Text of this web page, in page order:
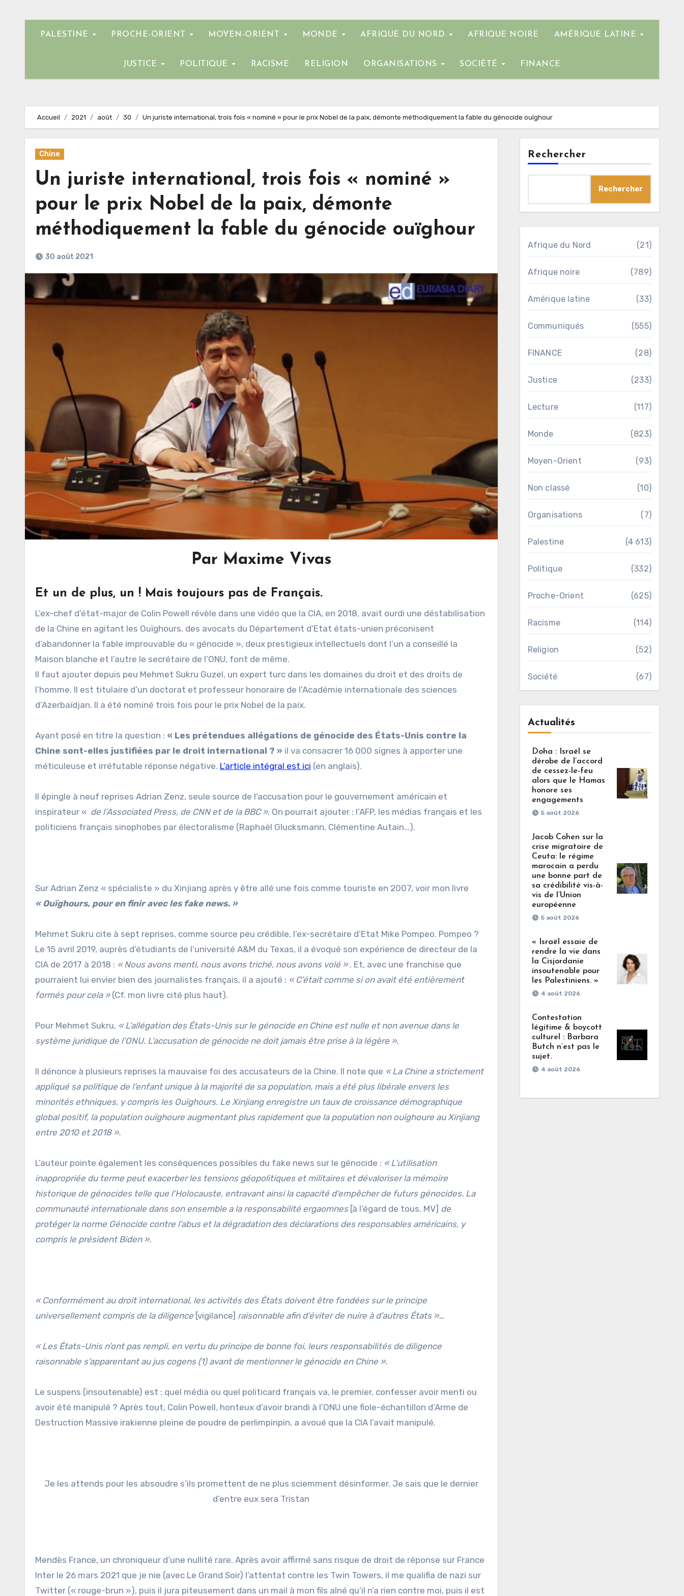
PALESTINE PROCHE-ORIENT MOYEN-ORIENT MONDE AFRIQUE DU NORD AFRIQUE NOIRE AMÉRIQUE LATINE
JUSTICE POLITIQUE RACISME RELIGION ORGANISATIONS SOCIÉTÉ FINANCE
Accueil 2021 août 30 Un juriste international, trois fois « nominé » pour le prix Nobel de la paix, démonte méthodiquement la fable du génocide ouïghour
Chine
Un juriste international, trois fois « nominé »
pour le prix Nobel de la paix, démonte
méthodiquement la fable du génocide ouïghour
30 août 2021
Par Maxime Vivas
Et un de plus, un ! Mais toujours pas de Français.
L’ex-chef d’état-major de Colin Powell révèle dans une vidéo que la CIA, en 2018, avait ourdi une déstabilisation
de la Chine en agitant les Ouïghours, des avocats du Département d’Etat états-unien préconisent
d’abandonner la fable improuvable du « génocide », deux prestigieux intellectuels dont l’un a conseillé la
Maison blanche et l’autre le secrétaire de l’ONU, font de même.
Il faut ajouter depuis peu Mehmet Sukru Guzel, un expert turc dans les domaines du droit et des droits de
l’homme. Il est titulaire d’un doctorat et professeur honoraire de l’Académie internationale des sciences
d’Azerbaïdjan. Il a été nominé trois fois pour le prix Nobel de la paix.
Ayant posé en titre la question : « Les prétendues allégations de génocide des États-Unis contre la
Chine sont-elles justifiées par le droit international ? » il va consacrer 16 000 signes à apporter une
méticuleuse et irréfutable réponse négative. L’article intégral est ici (en anglais).
Il épingle à neuf reprises Adrian Zenz, seule source de l’accusation pour le gouvernement américain et
inspirateur « de l’Associated Press, de CNN et de la BBC ». On pourrait ajouter : l’AFP, les médias français et les
politiciens français sinophobes par électoralisme (Raphaël Glucksmann, Clémentine Autain…).
Sur Adrian Zenz « spécialiste » du Xinjiang après y être allé une fois comme touriste en 2007, voir mon livre
« Ouïghours, pour en finir avec les fake news. »
Mehmet Sukru cite à sept reprises, comme source peu crédible, l’ex-secrétaire d’Etat Mike Pompeo. Pompeo ?
Le 15 avril 2019, auprès d’étudiants de l’université A&M du Texas, il a évoqué son expérience de directeur de la
CIA de 2017 à 2018 : « Nous avons menti, nous avons triché, nous avons volé ». Et, avec une franchise que
pourraient lui envier bien des journalistes français, il a ajouté : « C’était comme si on avait été entièrement
formés pour cela »(Cf. mon livre cité plus haut).
Pour Mehmet Sukru, « L’allégation des États-Unis sur le génocide en Chine est nulle et non avenue dans le
système juridique de l’ONU. L’accusation de génocide ne doit jamais être prise à la légère ».
Il dénonce à plusieurs reprises la mauvaise foi des accusateurs de la Chine. Il note que « La Chine a strictement
appliqué sa politique de l’enfant unique à la majorité de sa population, mais a été plus libérale envers les
minorités ethniques, y compris les Ouïghours. Le Xinjiang enregistre un taux de croissance démographique
global positif, la population ouïghoure augmentant plus rapidement que la population non ouïghoure au Xinjiang
entre 2010 et 2018 ».
L’auteur pointe également les conséquences possibles du fake news sur le génocide : « L’utilisation
inappropriée du terme peut exacerber les tensions géopolitiques et militaires et dévaloriser la mémoire
historique de génocides telle que l’Holocauste, entravant ainsi la capacité d’empêcher de futurs génocides. La
communauté internationale dans son ensemble a la responsabilité ergaomnes[à l’égard de tous. MV] de
protéger la norme Génocide contre l’abus et la dégradation des déclarations des responsables américains, y
compris le président Biden ».
« Conformément au droit international, les activités des États doivent être fondées sur le principe
universellement compris de la diligence [vigilance] raisonnable afin d’éviter de nuire à d’autres États »…
« Les États-Unis n’ont pas rempli, en vertu du principe de bonne foi, leurs responsabilités de diligence
raisonnable s’apparentant au jus cogens (1) avant de mentionner le génocide en Chine ».
Le suspens (insoutenable) est : quel média ou quel politicard français va, le premier, confesser avoir menti ou
avoir été manipulé ? Après tout, Colin Powell, honteux d’avoir brandi à l’ONU une fiole-échantillon d’Arme de
Destruction Massive irakienne pleine de poudre de perlimpinpin, a avoué que la CIA l’avait manipulé.
Je les attends pour les absoudre s’ils promettent de ne plus sciemment désinformer. Je sais que le dernier
d’entre eux sera Tristan
Mendès France, un chroniqueur d’une nullité rare. Après avoir affirmé sans risque de droit de réponse sur France
Inter le 26 mars 2021 que je nie (avec Le Grand Soir) l’attentat contre les Twin Towers, il me qualifia de nazi sur
Twitter (« rouge-brun »), puis il jura piteusement dans un mail à mon fils aîné qu’il n’a rien contre moi, puis il est
Rechercher
Rechercher
Afrique du Nord (21)
Afrique noire (789)
Amérique latine (33)
Communiqués (555)
FINANCE (28)
Justice (233)
Lecture (117)
Monde (823)
Moyen-Orient (93)
Non classé (10)
Organisations (7)
Palestine (4 613)
Politique (332)
Proche-Orient (625)
Racisme (114)
Religion (52)
Société (67)
Actualités
Doha : Israël se
dérobe de l’accord
de cessez-le-feu
alors que le Hamas
honore ses
engagements
5 août 2026
Jacob Cohen sur la
crise migratoire de
Ceuta: le régime
marocain a perdu
une bonne part de
sa crédibilité vis-à-
vis de l’Union
européenne
5 août 2026
« Israël essaie de
rendre la vie dans
la Cisjordanie
insoutenable pour
les Palestiniens. »
4 août 2026
Contestation
légitime & boycott
culturel : Barbara
Butch n’est pas le
sujet.
4 août 2026